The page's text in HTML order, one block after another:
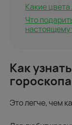
Какие
Что
настоящему
Как
гороскопа
Это легче, чем